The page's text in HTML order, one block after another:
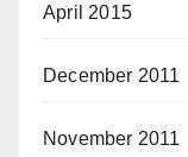
April 2015
December 2011
November 2011